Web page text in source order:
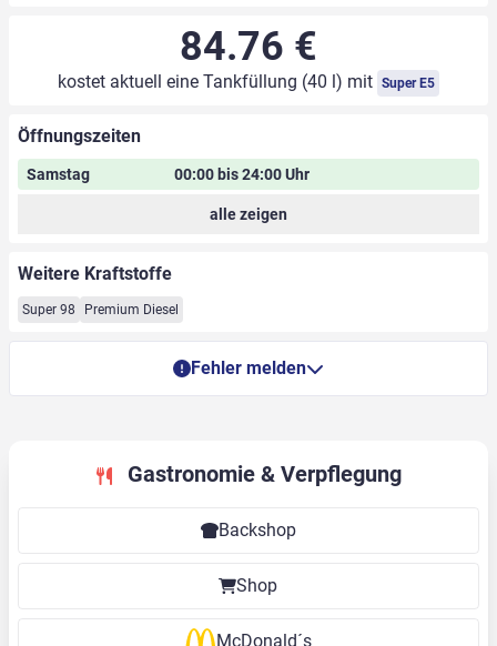
84.76 €
kostet aktuell eine Tankfüllung (40 l) mit Super E5
Öffnungszeiten
Samstag 00:00 bis 24:00 Uhr
alle zeigen
Weitere Kraftstoffe
Super 98 Premium Diesel
Fehler melden
Gastronomie & Verpflegung
Backshop
Shop
McDonald´s